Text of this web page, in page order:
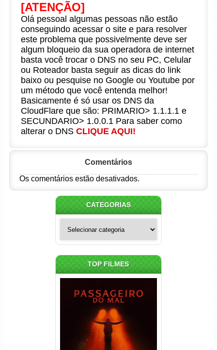
[ATENÇÃO]
Olá pessoal algumas pessoas não estão
conseguindo acessar o site e para resolver
este problema que possivelmente deve ser
algum bloqueio da sua operadora de internet
basta você trocar o DNS no seu PC, Celular
ou Roteador basta seguir as dicas do link
baixo ou pesquise no Google ou Youtube por
um método que você entenda melhor!
Basicamente é só usar os DNS da
CloudFlare que são: PRIMARIO> 1.1.1.1 e
SECUNDARIO> 1.0.0.1 Para saber como
alterar o DNS CLIQUE AQUI!
Comentários
Os comentários estão desativados.
CATEGORIAS
TOP FILMES
Passageiro do Mal Torrent